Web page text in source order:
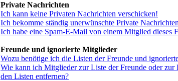
Private Nachrichten
Ich kann keine Privaten Nachrichten verschicken!
Ich bekomme ständig unerwünschte Private
Ich habe eine Spam-E-Mail von einem Mitglied dieses
Freunde und ignorierte Mitglieder
Wozu benötige ich die Listen der Freunde und
Wie kann ich Mitglieder zur Liste der Freunde oder
den Listen entfernen?